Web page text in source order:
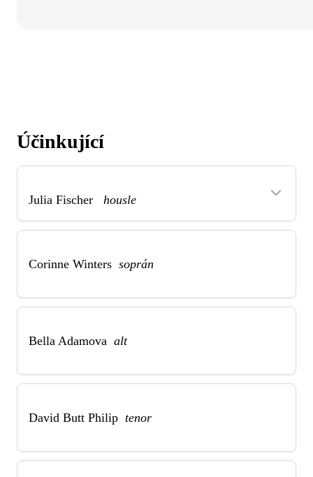
Účinkující
Julia Fischer housle
Corinne Winters soprán
Bella Adamova alt
David Butt Philip tenor